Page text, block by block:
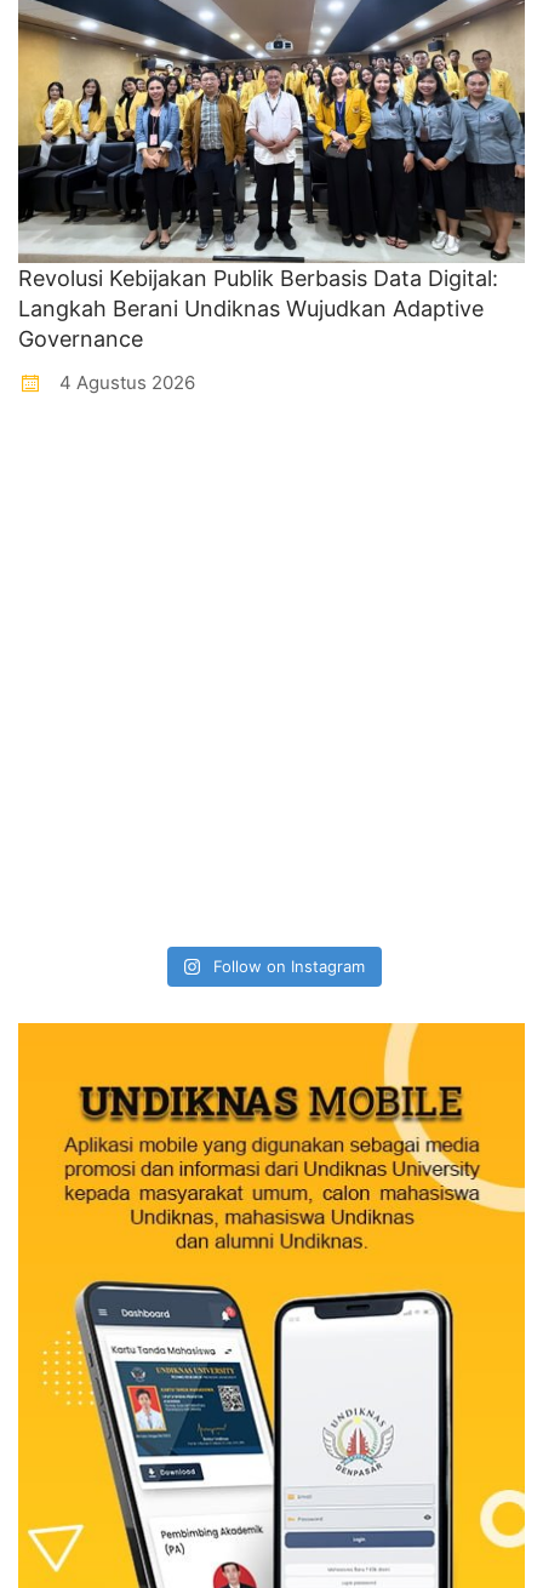
Revolusi Kebijakan Publik Berbasis Data Digital:
Langkah Berani Undiknas Wujudkan Adaptive
Governance
4 Agustus 2026
Follow on Instagram